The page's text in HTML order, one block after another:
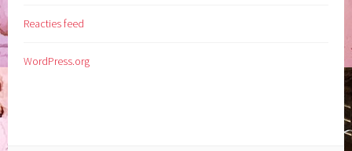
Reacties feed
WordPress.org